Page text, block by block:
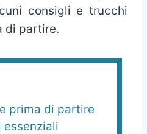
consigli e trucchi
di partire.
prima di partire
essenziali